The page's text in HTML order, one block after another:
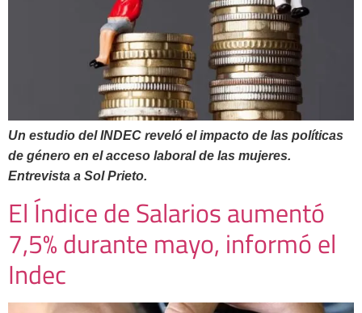
Un estudio del INDEC reveló el impacto de las políticas
de género en el acceso laboral de las mujeres.
Entrevista a Sol Prieto.
El Índice de Salarios aumentó
7,5% durante mayo, informó el
Indec